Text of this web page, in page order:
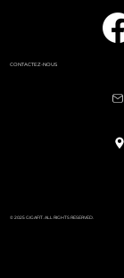
CONTACTEZ-NOUS
© 2025 GIGAFIT. ALL RIGHTS RESERVED.